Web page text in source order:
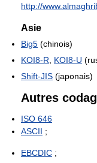
http://
Asie
Big5 (chinois)
KOI8-R
KOI8-U
Shift-JIS (japonais)
Autres
ISO 646
ASCII ;
EBCDIC ;